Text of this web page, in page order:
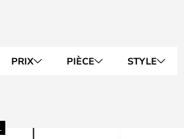
PRIX PIÈCE STYLE